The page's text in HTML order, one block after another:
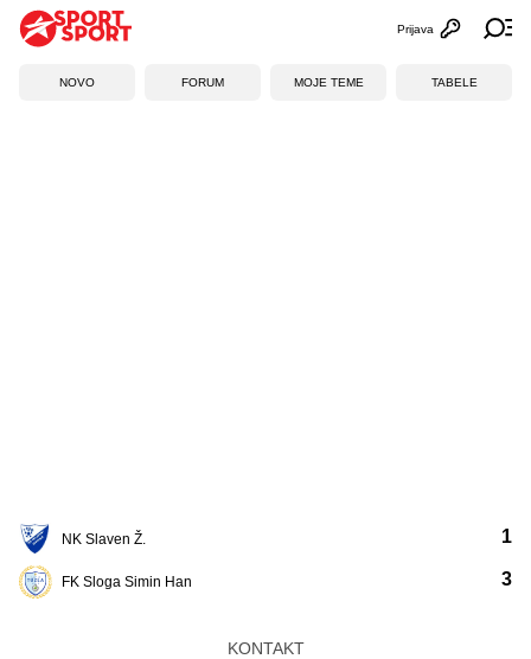
Otvori
Prijava
NOVO FORUM MOJE TEME TABELE
NK Slaven Ž.
FK Sloga Simin Han
1
3
KONTAKT